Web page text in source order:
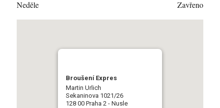
Neděle Zavřeno
Broušení Expres
Martin Urlich
Sekaninova 1021/26
128 00 Praha 2 - Nusle